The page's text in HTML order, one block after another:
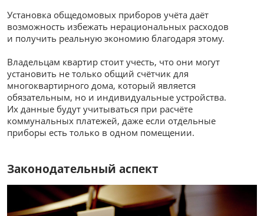
Установка общедомовых приборов учёта даёт
возможность избежать нерациональных расходов
и получить реальную экономию благодаря этому.
Владельцам квартир стоит учесть, что они могут
установить не только общий счётчик для
многоквартирного дома, который является
обязательным, но и индивидуальные устройства.
Их данные будут учитываться при расчёте
коммунальных платежей, даже если отдельные
приборы есть только в одном помещении.
Законодательный аспект